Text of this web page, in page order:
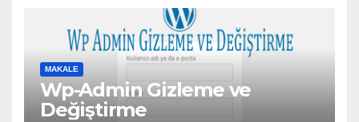
MAKALE
Wp-Admin Gizleme ve
Değiştirme